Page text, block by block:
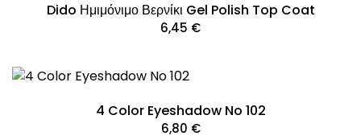
Dido Ημιμόνιμο Βερνίκι Gel Polish Top Coat
6,45 €
4 Color Eyeshadow No 102
6,80 €